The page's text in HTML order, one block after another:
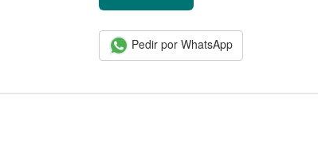
Pedir por WhatsApp